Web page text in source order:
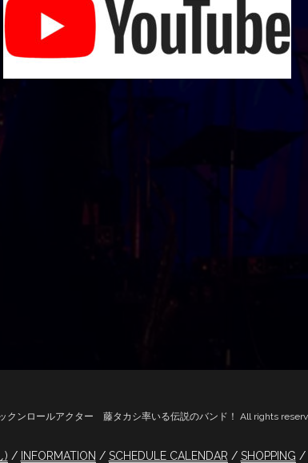
クンロールアクター 藤タカシ率いる伝説のバンド！ All rights
) INFORMATION SCHEDULE CALENDAR SHOPPING